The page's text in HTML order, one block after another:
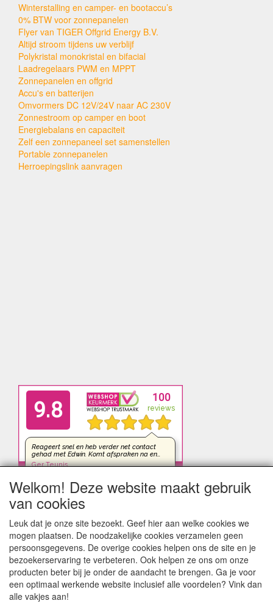
Winterstalling en camper- en bootaccu’s
0% BTW voor zonnepanelen
Flyer van TIGER Offgrid Energy B.V.
Altijd stroom tijdens uw verblijf
Polykristal monokristal en bifacial
Laadregelaars PWM en MPPT
Zonnepanelen en offgrid
Accu's en batterijen
Omvormers DC 12V/24V naar AC 230V
Zonnestroom op camper en boot
Energiebalans en capaciteit
Zelf een zonnepaneel set samenstellen
Portable zonnepanelen
Herroepingslink aanvragen
Welkom! Deze website maakt gebruik
van cookies
Leuk dat je onze site bezoekt. Geef hier aan welke cookies we
mogen plaatsen. De noodzakelijke cookies verzamelen geen
persoonsgegevens. De overige cookies helpen ons de site en je
bezoekerservaring te verbeteren. Ook helpen ze ons om onze
producten beter bij je onder de aandacht te brengen. Ga je voor
een optimaal werkende website inclusief alle voordelen? Vink dan
alle vakjes aan!